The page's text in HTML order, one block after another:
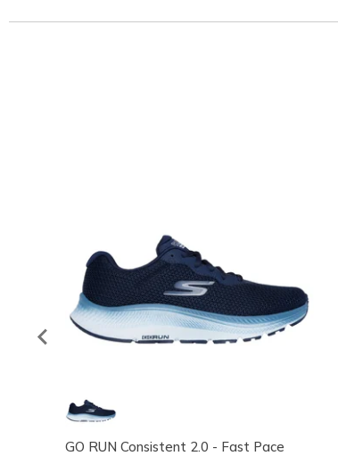
GO RUN Consistent 2.0 - Fast Pace